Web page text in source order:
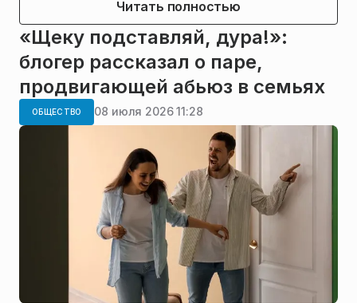
Читать полностью
«Щеку подставляй, дура!»:
блогер рассказал о паре,
продвигающей абьюз в семьях
ОБЩЕСТВО 08 июля 2026 11:28